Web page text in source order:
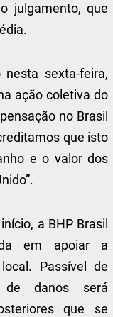
julgamento, que
nesta sexta-feira,
ação coletiva do
no Brasil
que isto
e o valor dos
a BHP Brasil
em apoiar a
Passível de
de danos será
que se